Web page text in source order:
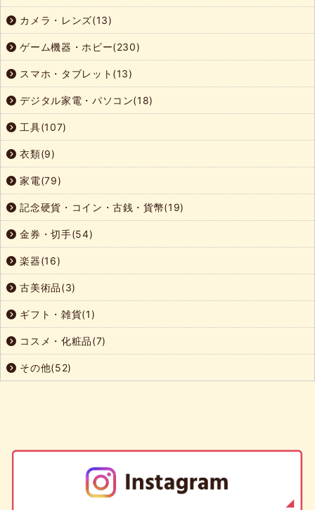
カメラ・レンズ(13)
ゲーム機器・ホビー(230)
スマホ・タブレット(13)
デジタル家電・パソコン(18)
工具(107)
衣類(9)
家電(79)
記念硬貨・コイン・古銭・貨幣(19)
金券・切手(54)
楽器(16)
古美術品(3)
ギフト・雑貨(1)
コスメ・化粧品(7)
その他(52)